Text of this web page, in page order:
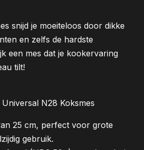
snijd je moeiteloos door dikke
en zelfs de hardste
een mes dat je kookervaring
tilt!
N28 Koksmes
25 cm, perfect voor grote
gebruik.